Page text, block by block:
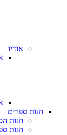
אודיו
חנות ספרים
חנות
חנות